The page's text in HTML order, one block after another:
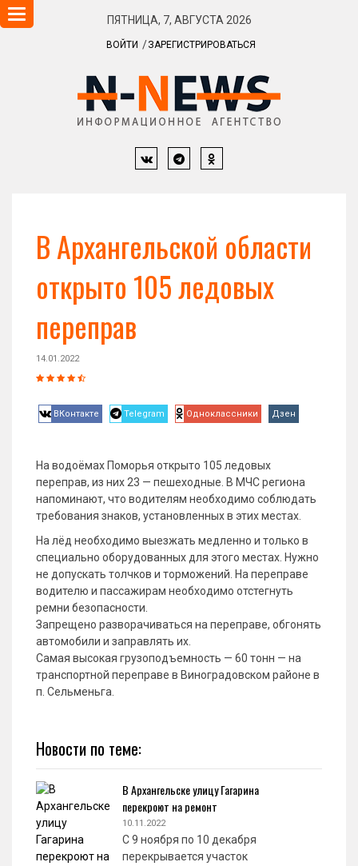
ПЯТНИЦА, 7, АВГУСТА 2026
ВОЙТИ ЗАРЕГИСТРИРОВАТЬСЯ
Навигация
В Архангельской области
открыто 105 ледовых
переправ
14.01.2022
ВКонтакте Telegram Одноклассники Дзен
На водоёмах Поморья открыто 105 ледовых
переправ, из них 23 — пешеходные. В МЧС региона
напоминают, что водителям необходимо соблюдать
требования знаков, установленных в этих местах.
На лёд необходимо выезжать медленно и только в
специально оборудованных для этого местах. Нужно
не допускать толчков и торможений. На переправе
водителю и пассажирам необходимо отстегнуть
ремни безопасности.
Запрещено разворачиваться на переправе, обгонять
автомобили и заправлять их.
Самая высокая грузоподъемность — 60 тонн — на
транспортной переправе в Виноградовском районе в
п. Сельменьга.
Новости по теме:
В Архангельске улицу Гагарина
перекроют на ремонт
10.11.2022
С 9 ноября по 10 декабря
перекрывается участок